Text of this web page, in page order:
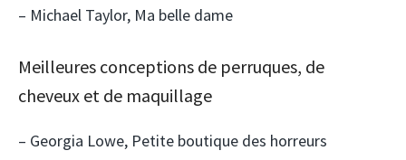
– Michael Taylor, Ma belle dame
Meilleures conceptions de perruques, de
cheveux et de maquillage
– Georgia Lowe, Petite boutique des horreurs